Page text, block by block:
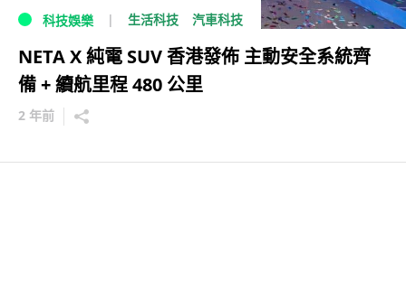
科技娛樂 生活科技 汽車科技
NETA X 純電 SUV 香港發佈 主動安全系統齊
備 + 續航里程 480 公里
2 年前